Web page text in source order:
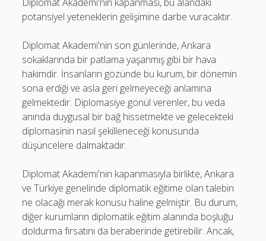
potansiyel yeteneklerin gelişimine darbe vuracaktır.
Diplomat Akademi'nin son günlerinde, Ankara
sokaklarında bir patlama yaşanmış gibi bir hava
hakimdir. İnsanların gözünde bu kurum, bir dönemin
sona erdiği ve asla geri gelmeyeceği anlamına
gelmektedir. Diplomasiye gönül verenler, bu veda
anında duygusal bir bağ hissetmekte ve gelecekteki
diplomasinin nasıl şekilleneceği konusunda
düşüncelere dalmaktadır.
Diplomat Akademi'nin kapanmasıyla birlikte, Ankara
ve Türkiye genelinde diplomatik eğitime olan talebin
ne olacağı merak konusu haline gelmiştir. Bu durum,
diğer kurumların diplomatik eğitim alanında boşluğu
doldurma fırsatını da beraberinde getirebilir. Ancak,